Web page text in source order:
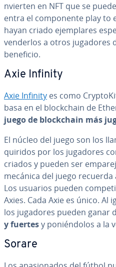
n­vie­r­ten en NFT que se
entra el co­m­po­ne­n­te play to
hayan criado eje­m­pla­res
venderlos a otros jugadores
beneficio.
Axie Infinity
Axie Infinity es como
basa en el blo­c­k­chain de
juego de blo­c­k­chain más
El núcleo del juego son los
qui­ri­dos por los jugadores
criados y pueden ser
mecánica del juego
Los usuarios pueden
Axies. Cada Axie es único. Al
los jugadores pueden ganar
y fuertesy po­nié­n­do­los a la
Sorare